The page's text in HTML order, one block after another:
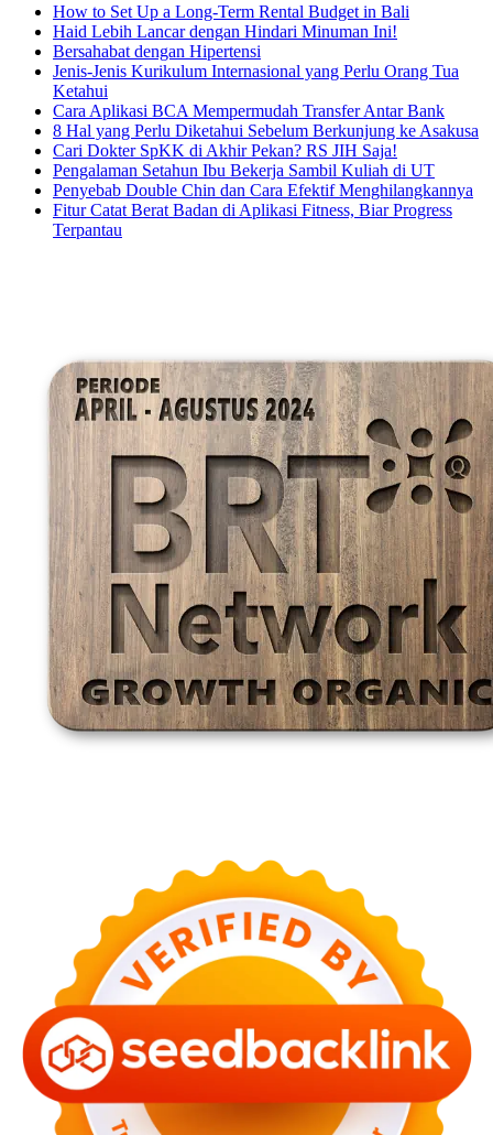
How to Set Up a Long-Term Rental Budget in Bali
Haid Lebih Lancar dengan Hindari Minuman Ini!
Bersahabat dengan Hipertensi
Jenis-Jenis Kurikulum Internasional yang Perlu Orang Tua
Ketahui
Cara Aplikasi BCA Mempermudah Transfer Antar Bank
8 Hal yang Perlu Diketahui Sebelum Berkunjung ke Asakusa
Cari Dokter SpKK di Akhir Pekan? RS JIH Saja!
Pengalaman Setahun Ibu Bekerja Sambil Kuliah di UT
Penyebab Double Chin dan Cara Efektif Menghilangkannya
Fitur Catat Berat Badan di Aplikasi Fitness, Biar Progress
Terpantau